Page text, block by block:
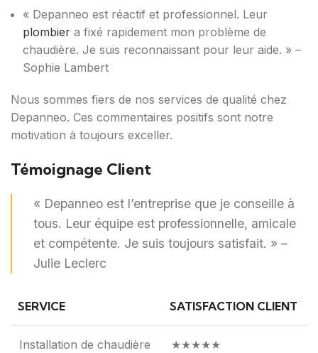
« Depanneo est réactif et professionnel. Leur
plombier a fixé rapidement mon problème de
chaudière. Je suis reconnaissant pour leur aide. » –
Sophie Lambert
Nous sommes fiers de nos services de qualité chez
Depanneo. Ces commentaires positifs sont notre
motivation à toujours exceller.
Témoignage Client
« Depanneo est l’entreprise que je conseille à
tous. Leur équipe est professionnelle, amicale
et compétente. Je suis toujours satisfait. » –
Julie Leclerc
SERVICE SATISFACTION CLIENT
Installation de chaudière ★★★★★